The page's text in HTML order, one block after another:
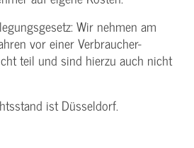
Wir nehmen am
vor einer Verbraucher­
teil und sind hierzu auch nicht
ist Düsseldorf.